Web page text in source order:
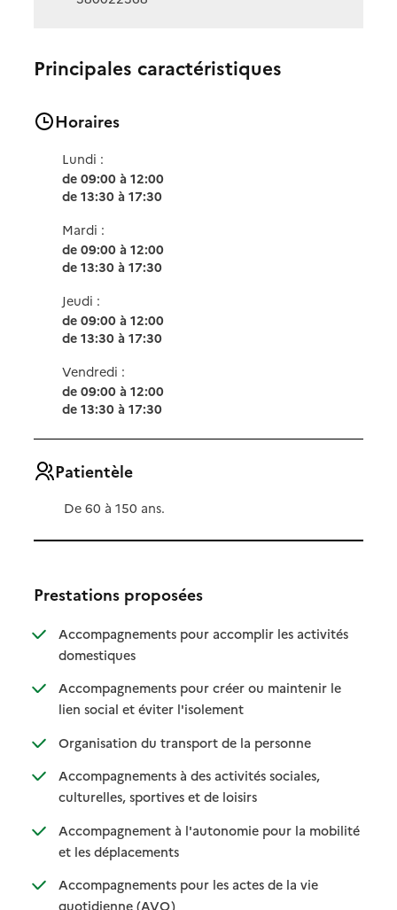
Principales caractéristiques
Horaires
Lundi :
de 09:00 à 12:00
de 13:30 à 17:30
Mardi :
de 09:00 à 12:00
de 13:30 à 17:30
Jeudi :
de 09:00 à 12:00
de 13:30 à 17:30
Vendredi :
de 09:00 à 12:00
de 13:30 à 17:30
Patientèle
De 60 à 150 ans.
Prestations proposées
Accompagnements pour accomplir les activités
domestiques: disponible
: non disponible
Accompagnements pour créer ou maintenir le
lien social et éviter l'isolement: disponible
: non disponible
Organisation du transport de la personne: disponible
: non disponible
Accompagnements à des activités sociales,
culturelles, sportives et de loisirs: disponible
: non disponible
Accompagnement à l'autonomie pour la mobilité
et les déplacements: disponible
: non disponible
Accompagnements pour les actes de la vie
quotidienne (AVQ): disponible
: non disponible